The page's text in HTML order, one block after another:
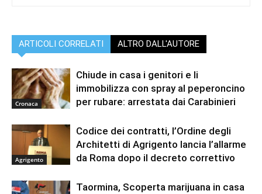
ARTICOLI CORRELATI ALTRO DALL'AUTORE
Cronaca
Chiude in casa i genitori e li
immobilizza con spray al peperoncino
per rubare: arrestata dai Carabinieri
Agrigento
Codice dei contratti, l’Ordine degli
Architetti di Agrigento lancia l’allarme
da Roma dopo il decreto correttivo
Taormina, Scoperta marijuana in casa